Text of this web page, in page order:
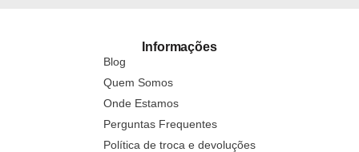
Informações
Blog
Quem Somos
Onde Estamos
Perguntas Frequentes
Política de troca e devoluções